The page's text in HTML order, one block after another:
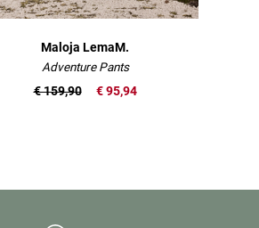
Maloja LemaM.
Adventure Pants
€ 95,94
€ 159,90